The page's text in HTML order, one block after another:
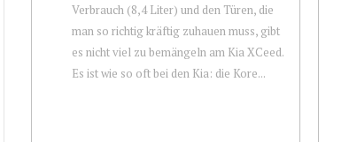
Verbrauch (8,4 Liter) und den Türen, die
man so richtig kräftig zuhauen muss, gibt
es nicht viel zu bemängeln am Kia XCeed.
Es ist wie so oft bei den Kia: die Kore...